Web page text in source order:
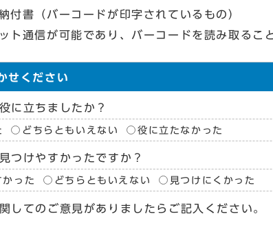
付書（バーコードが印字されているもの）
ト通信が可能であり、バーコードを読み取るこ
せください
に立ちましたか？
どちらともいえない 役に立たなかった
つけやすかったですか？
かった どちらともいえない 見つけにくかった
してのご意見がありましたらご記入ください。